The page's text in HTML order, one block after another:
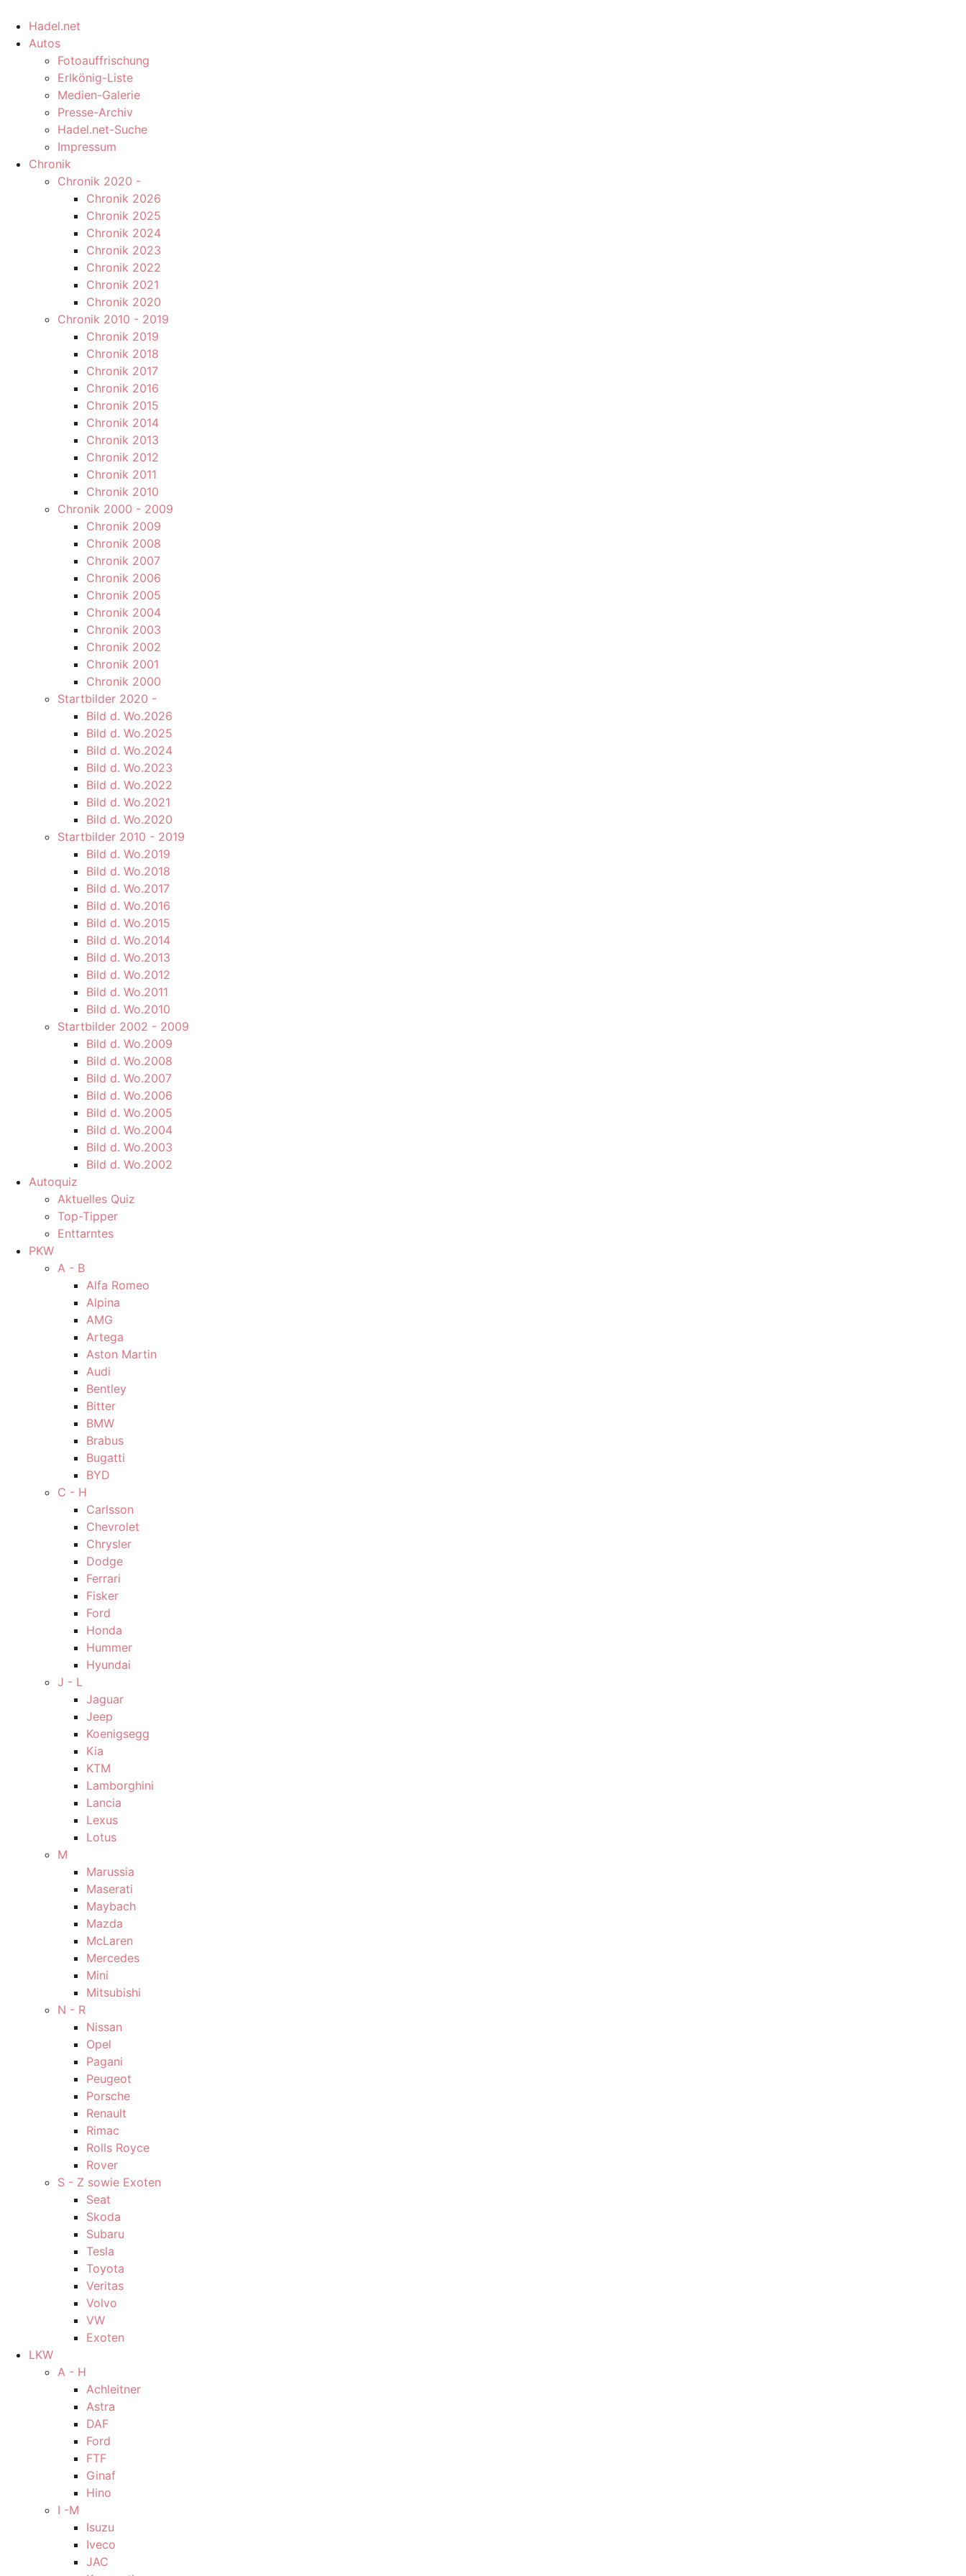
Hadel.net
Autos
Fotoauffrischung
Erlkönig-Liste
Medien-Galerie
Presse-Archiv
Hadel.net-Suche
Impressum
Chronik
Chronik 2020 -
Chronik 2026
Chronik 2025
Chronik 2024
Chronik 2023
Chronik 2022
Chronik 2021
Chronik 2020
Chronik 2010 - 2019
Chronik 2019
Chronik 2018
Chronik 2017
Chronik 2016
Chronik 2015
Chronik 2014
Chronik 2013
Chronik 2012
Chronik 2011
Chronik 2010
Chronik 2000 - 2009
Chronik 2009
Chronik 2008
Chronik 2007
Chronik 2006
Chronik 2005
Chronik 2004
Chronik 2003
Chronik 2002
Chronik 2001
Chronik 2000
Startbilder 2020 -
Bild d. Wo.2026
Bild d. Wo.2025
Bild d. Wo.2024
Bild d. Wo.2023
Bild d. Wo.2022
Bild d. Wo.2021
Bild d. Wo.2020
Startbilder 2010 - 2019
Bild d. Wo.2019
Bild d. Wo.2018
Bild d. Wo.2017
Bild d. Wo.2016
Bild d. Wo.2015
Bild d. Wo.2014
Bild d. Wo.2013
Bild d. Wo.2012
Bild d. Wo.2011
Bild d. Wo.2010
Startbilder 2002 - 2009
Bild d. Wo.2009
Bild d. Wo.2008
Bild d. Wo.2007
Bild d. Wo.2006
Bild d. Wo.2005
Bild d. Wo.2004
Bild d. Wo.2003
Bild d. Wo.2002
Autoquiz
Aktuelles Quiz
Top-Tipper
Enttarntes
PKW
A - B
Alfa Romeo
Alpina
AMG
Artega
Aston Martin
Audi
Bentley
Bitter
BMW
Brabus
Bugatti
BYD
C - H
Carlsson
Chevrolet
Chrysler
Dodge
Ferrari
Fisker
Ford
Honda
Hummer
Hyundai
J - L
Jaguar
Jeep
Koenigsegg
Kia
KTM
Lamborghini
Lancia
Lexus
Lotus
M
Marussia
Maserati
Maybach
Mazda
McLaren
Mercedes
Mini
Mitsubishi
N - R
Nissan
Opel
Pagani
Peugeot
Porsche
Renault
Rimac
Rolls Royce
Rover
S - Z sowie Exoten
Seat
Skoda
Subaru
Tesla
Toyota
Veritas
Volvo
VW
Exoten
LKW
A - H
Achleitner
Astra
DAF
Ford
FTF
Ginaf
Hino
I -M
Isuzu
Iveco
JAC